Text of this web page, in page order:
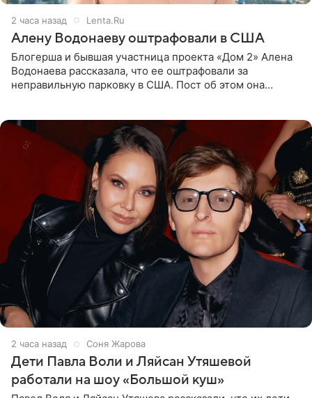
2 часа назад Lenta.Ru
Алену Водонаеву оштрафовали в США
Блогерша и бывшая участница проекта «Дом 2» Алена
Водонаева рассказала, что ее оштрафовали за
неправильную парковку в США. Пост об этом она
2 часа назад Соня Жарова
Дети Павла Воли и Ляйсан Утяшевой
работали на шоу «Большой куш»